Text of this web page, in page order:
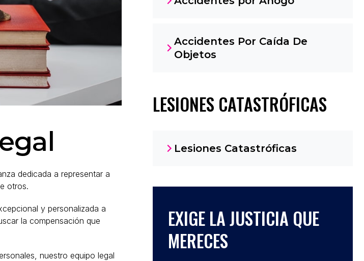
dedicada a representar a
otros.
y personalizada a
la compensación que
nuestro equipo legal
Accidentes Por Caída De
Objetos
LESIONES CATASTRÓFICAS
Lesiones Catastróficas
EXIGE LA JUSTICIA QUE
MERECES